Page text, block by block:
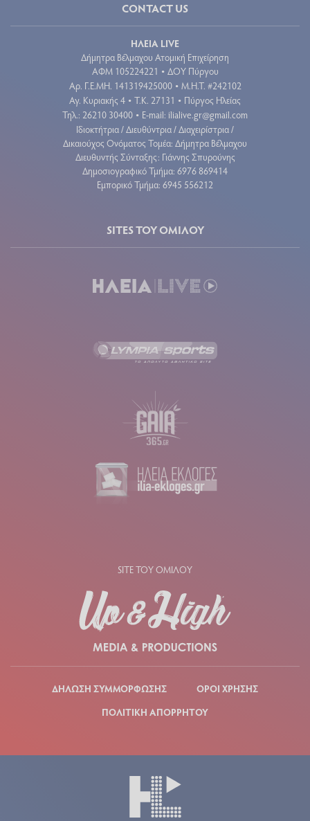
CONTACT US
ΗΛΕΙΑ LIVE
Δήμητρα Βέλμαχου Ατομική Επιχείρηση
ΑΦΜ 105224221 • ΔΟΥ Πύργου
Aρ. Γ.Ε.ΜΗ. 141319425000 • Μ.Η.Τ. #242102
Αγ. Κυριακής 4 • Τ.Κ. 27131 • Πύργος Ηλείας
Τηλ.: 26210 30400 • E-mail: ilialive.gr@gmail.com
Ιδιοκτήτρια / Διευθύντρια / Διαχειρίστρια /
Δικαιούχος Ονόματος Τομέα: Δήμητρα Βέλμαχου
Διευθυντής Σύνταξης: Γιάννης Σπυρούνης
Δημοσιογραφικό Τμήμα: 6976 869414
Εμπορικό Τμήμα: 6945 556212
SITES ΤΟΥ ΟΜΙΛΟΥ
SITE ΤΟΥ ΟΜΙΛΟΥ
ΔΗΛΩΣΗ ΣΥΜΜΟΡΦΩΣΗΣ
ΟΡΟΙ ΧΡΗΣΗΣ
ΠΟΛΙΤΙΚΗ ΑΠΟΡΡΗΤΟΥ